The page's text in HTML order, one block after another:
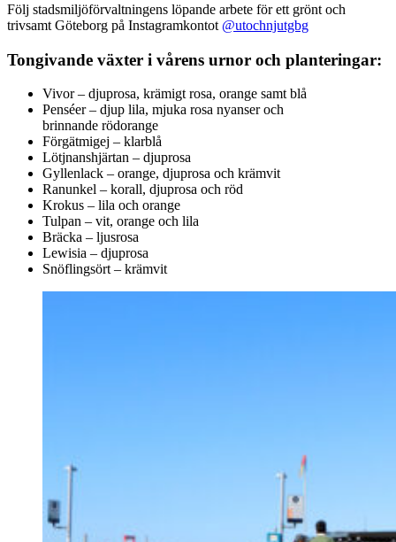
Följ stadsmiljöförvaltningens löpande arbete för ett grönt och
trivsamt Göteborg på Instagramkontot @utochnjutgbg
Tongivande växter i vårens urnor och planteringar:
Vivor – djuprosa, krämigt rosa, orange samt blå
Penséer – djup lila, mjuka rosa nyanser och
brinnande rödorange
Förgätmigej – klarblå
Lötjnanshjärtan – djuprosa
Gyllenlack – orange, djuprosa och krämvit
Ranunkel – korall, djuprosa och röd
Krokus – lila och orange
Tulpan – vit, orange och lila
Bräcka – ljusrosa
Lewisia – djuprosa
Snöflingsört – krämvit